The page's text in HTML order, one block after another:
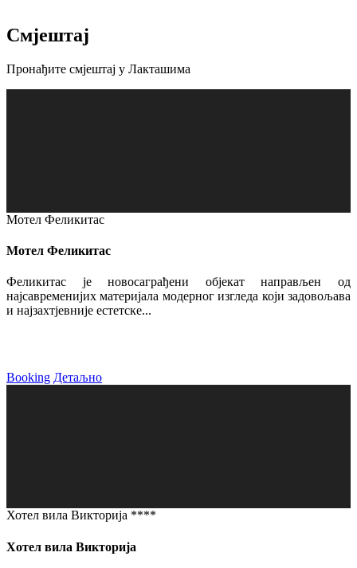
Смјештај
Пронађите смјештај у Лакташима
Мотел Феликитас
Мотел Феликитас
Феликитас је новосаграђени објекат направљен од
најсавременијих материјала модерног изгледа који задовољава
и најзахтјевније естетске...
Booking Детаљно
Хотел вила Викторија ****
Хотел вила Викторија